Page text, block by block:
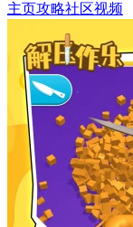
主页攻略社区视频